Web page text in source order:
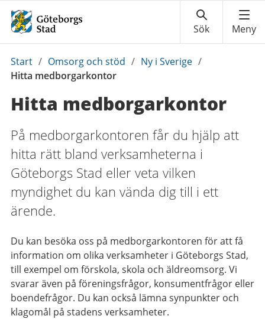
Du
är
Start / Omsorg och stöd / Ny i Sverige /
Hitta medborgarkontor
Hitta medborgarkontor
På medborgarkontoren får du hjälp att
hitta rätt bland verksamheterna i
Göteborgs Stad eller veta vilken
myndighet du kan vända dig till i ett
ärende.
Du kan besöka oss på medborgarkontoren för att få
information om olika verksamheter i Göteborgs Stad,
till exempel om förskola, skola och äldreomsorg. Vi
svarar även på föreningsfrågor, konsumentfrågor eller
boendefrågor. Du kan också lämna synpunkter och
klagomål på stadens verksamheter.